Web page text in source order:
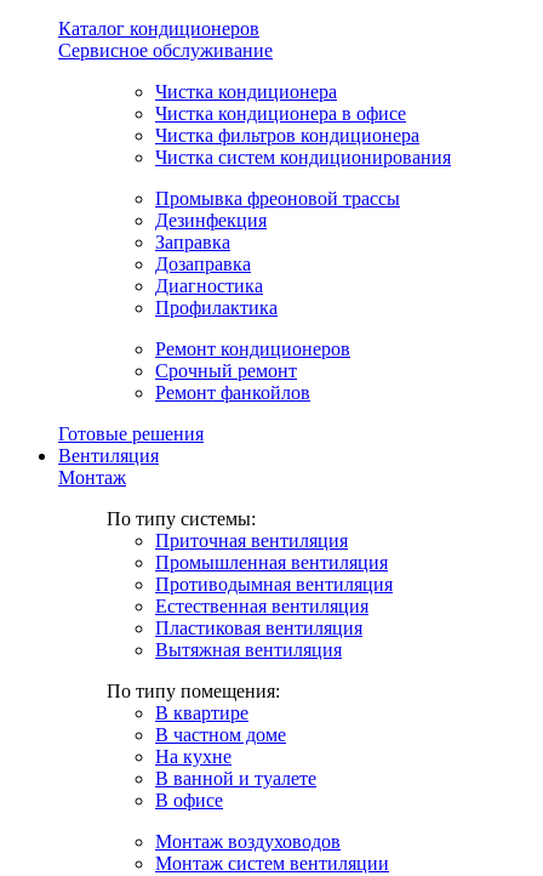
Каталог кондиционеров
Сервисное обслуживание
Чистка кондиционера
Чистка кондиционера в офисе
Чистка фильтров кондиционера
Чистка систем кондиционирования
Промывка фреоновой трассы
Дезинфекция
Заправка
Дозаправка
Диагностика
Профилактика
Ремонт кондиционеров
Срочный ремонт
Ремонт фанкойлов
Готовые решения
Вентиляция
Монтаж
По типу системы:
Приточная вентиляция
Промышленная вентиляция
Противодымная вентиляция
Естественная вентиляция
Пластиковая вентиляция
Вытяжная вентиляция
По типу помещения:
В квартире
В частном доме
На кухне
В ванной и туалете
В офисе
Монтаж воздуховодов
Монтаж систем вентиляции